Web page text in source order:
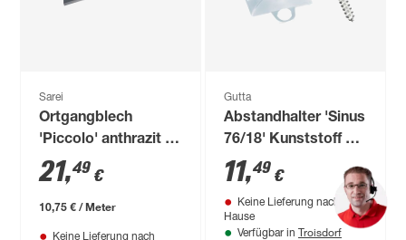
Sarei
Ortgangblech
'Piccolo' anthrazit 10
x 200 cm
21,49 €
10,75 € / Meter
Keine Lieferung nach
Gutta
Abstandhalter 'Sinus
76/18' Kunststoff 20
Stück, inklusive V2A
Schrauben
11,49 €
Keine Lieferung nach
Hause
Verfügbar in Troisdorf